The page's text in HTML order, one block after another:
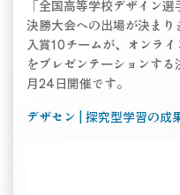
「全国高等学校デザイン
決勝大会への出場が決まり
入賞10チームが、オンラ
をプレゼンテーションす
月24日開催です。
デザセン | 探究型学習の